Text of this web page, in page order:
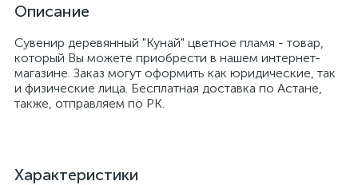
Описание
Сувенир деревянный "Кунай" цветное пламя - товар,
который Вы можете приобрести в нашем интернет-
магазине. Заказ могут оформить как юридические, так
и физические лица. Бесплатная доставка по Астане,
также, отправляем по РК.
Характеристики